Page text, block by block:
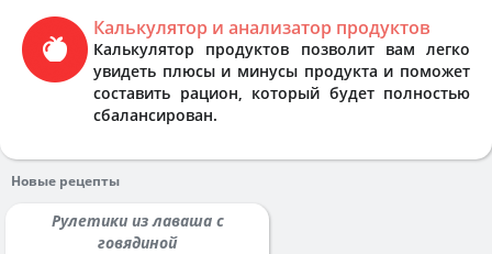
Калькулятор и анализатор продуктов
Калькулятор продуктов позволит вам легко
увидеть плюсы и минусы продукта и поможет
составить рацион, который будет полностью
сбалансирован.
Новые рецепты
Рулетики из лаваша с
говядиной